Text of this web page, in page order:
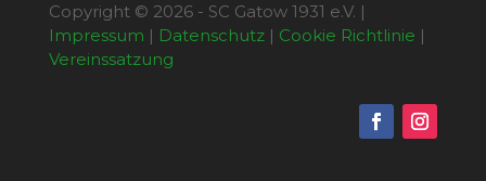
Copyright © 2026 - SC Gatow 1931 e.V. |
Impressum | Datenschutz| Cookie Richtlinie |
Vereinssatzung